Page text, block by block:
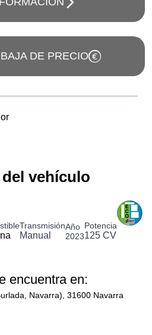
DE PRECIO
vehículo
Transmisión
Manual
Año
2023
Potencia
125 CV
encuentra en:
Navarra), 31600 Navarra